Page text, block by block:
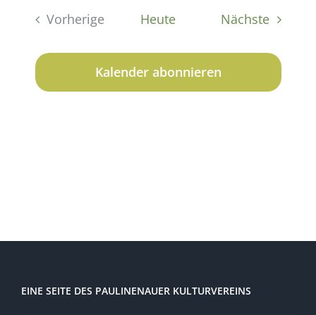
Vorherige
Heute Nächste
Kalender abonnieren
EINE SEITE DES PAULINENAUER KULTURVEREINS